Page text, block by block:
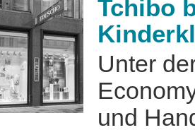
Tchibo
Unter
und